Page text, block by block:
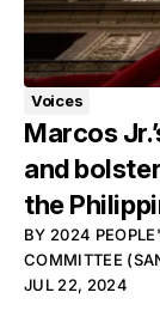
Voices
Marcos
and
the
BY 2024
COMMITTEE
JUL 22, 2024